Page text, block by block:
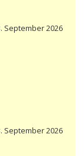
September 2026
September 2026